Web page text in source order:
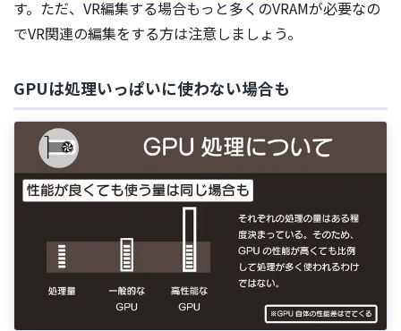
す。ただ、VR編集する場合もっと多くのVRAMが必要なの
でVR関連の編集をする方は注意しましょう。
GPUは処理いっぱいに使わない場合も